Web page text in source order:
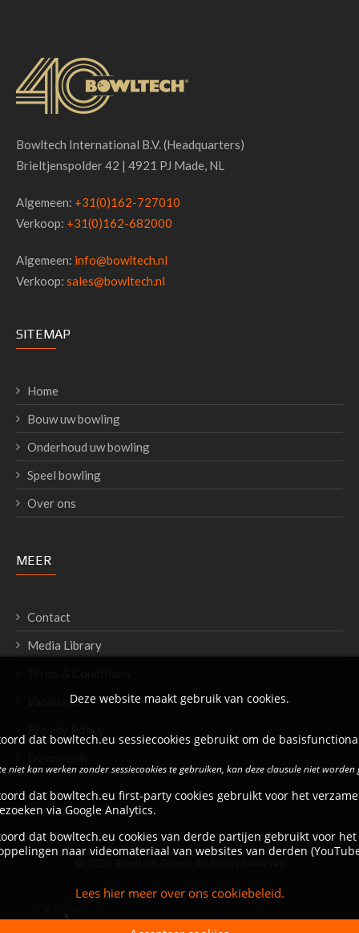
Remscheid, DE
Bowltech International B.V. (Headquarters)
Brieltjenspolder 42 | 4921 PJ Made, NL
Algemeen: +31(0)162-727010
Verkoop: +31(0)162-682000
Algemeen: info@bowltech.nl
Verkoop: sales@bowltech.nl
SITEMAP
Home
Bouw uw bowling
Onderhoud uw bowling
Speel bowling
Over ons
MEER
Contact
Media Library
VacaturesDeze website maakt gebruik van cookies.
dat bowltech.eu sessiecookies gebruikt om de
niet kan werken zonder sessiecookies te gebruiken, kan deze clausule niet worden
dat bowltech.eu first-party cookies gebruikt voor het
via Google Analytics.
dat bowltech.eu cookies van derde partijen gebruikt voor
naar videomateriaal van websites van derden
Lees hier meer over ons cookiebeleid.